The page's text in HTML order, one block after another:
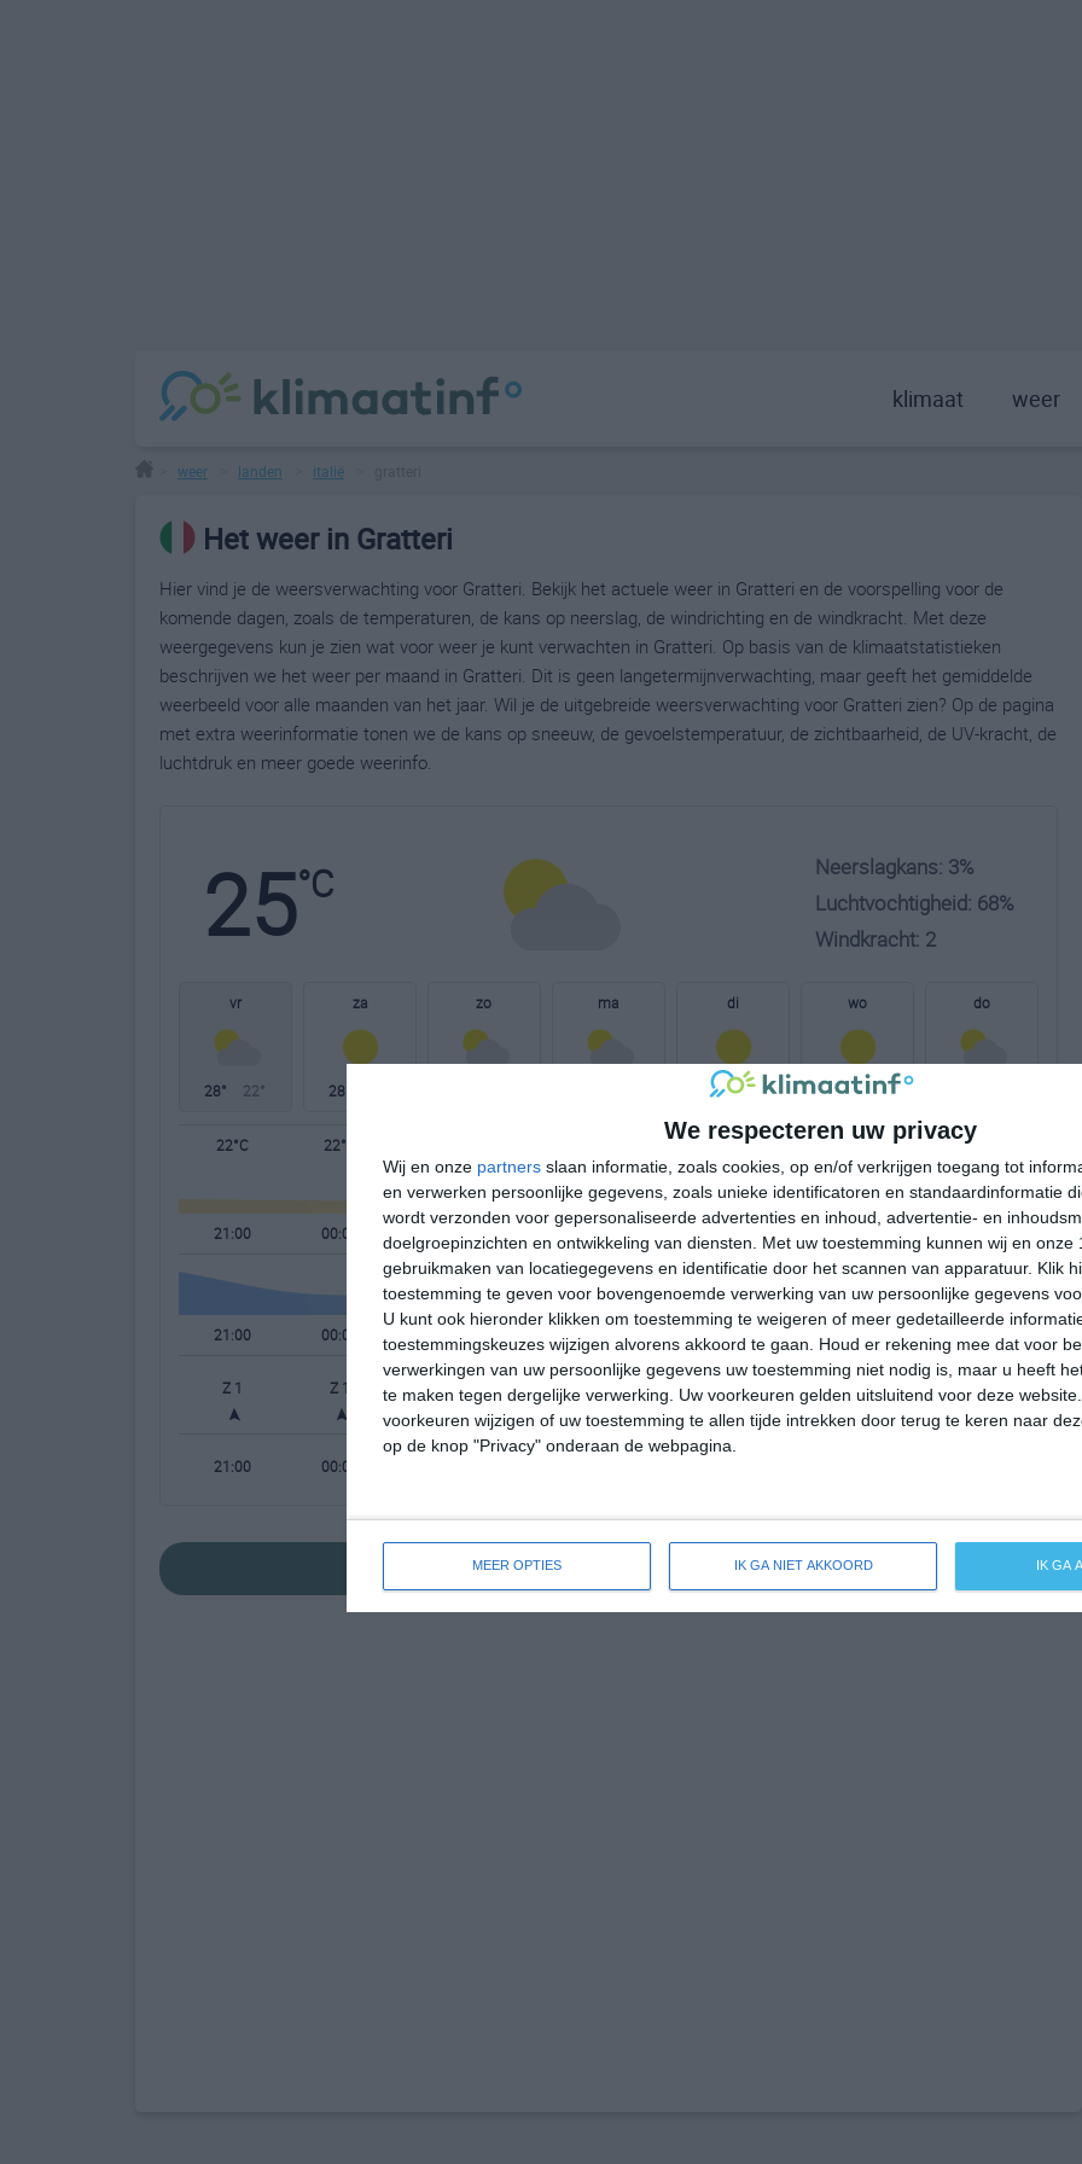
We respecteren uw privacy
Wij en onze partners slaan informatie, zoals cookies, op en/of verkrijgen toegang tot
en verwerken persoonlijke gegevens, zoals unieke identificatoren en standaardinformatie
wordt verzonden voor gepersonaliseerde advertenties en inhoud, advertentie- en
doelgroepinzichten en ontwikkeling van diensten.
Met uw toestemming kunnen wij en onze
gebruikmaken van locatiegegevens en identificatie door het scannen van apparatuur. Klik
toestemming te geven voor bovengenoemde verwerking van uw persoonlijke gegevens
U kunt ook hieronder klikken om toestemming te weigeren of meer gedetailleerde
toestemmingskeuzes wijzigen alvorens akkoord te gaan.
Houd er rekening mee dat voor
verwerkingen van uw persoonlijke gegevens uw toestemming niet nodig is, maar u heeft
te maken tegen dergelijke verwerking. Uw voorkeuren gelden uitsluitend voor deze
voorkeuren wijzigen of uw toestemming te allen tijde intrekken door terug te keren naar
op de knop "Privacy" onderaan de webpagina.
MEER OPTIES IK GA NIET AKKOORD IK GA
klimaat weer
weer landen italië
Het weer in Gratteri
Hier vind je de weersverwachting voor Gratteri. Bekijk het actuele weer in Gratteri en de voorspelling voor de
komende dagen, zoals de temperaturen, de kans op neerslag, de windrichting en de windkracht. Met deze
weergegevens kun je zien wat voor weer je kunt verwachten in Gratteri. Op basis van de klimaatstatistieken
beschrijven we het weer per maand in Gratteri. Dit is geen langetermijnverwachting, maar geeft het gemiddelde
weerbeeld voor alle maanden van het jaar. Wil je de uitgebreide weersverwachting voor Gratteri zien? Op de pagina
met extra weerinformatie tonen we de kans op sneeuw, de gevoelstemperatuur, de zichtbaarheid, de UV-kracht, de
luchtdruk en meer goede weerinfo.
25°C
Neerslagkans: 3%
Luchtvochtigheid: 68%
Windkracht: 2
vr
28° 22°
za
28°
zo ma di
31° 22°
wo
31° 22°
do
22°C 22°C 25°C 27°C 28°C 25°C
21:00 00:00 03:00 06:00 12:00 18:00
21:00 00:00 03:00 06:00 12:00 18:00
Z 1 Z 1 ZZO 1 NO 1 N 3 NNO 2
21:00 00:00
bekijk de uitgebreide weersverwachting voor Gratteri